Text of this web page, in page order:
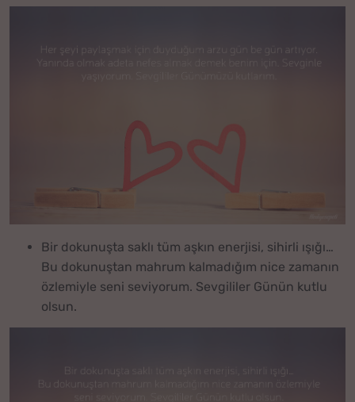
Bir dokunuşta saklı tüm aşkın enerjisi, sihirli ışığı…
Bu dokunuştan mahrum kalmadığım nice zamanın
özlemiyle seni seviyorum. Sevgililer Günün kutlu
olsun.